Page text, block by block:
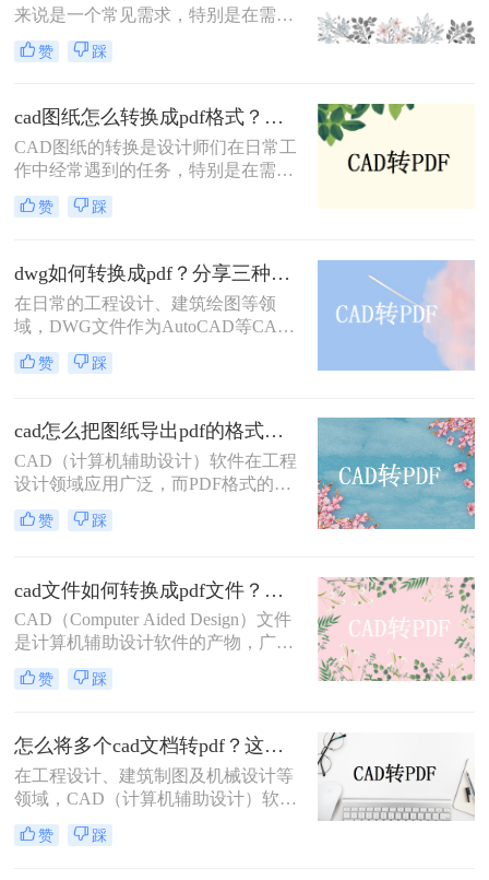
助用户根据自己的需求选择最适合的
转换方式。
来说是一个常见需求，特别是在需要
将图纸分享给不同平台或设备上的团
队成员时。PDF格式因其兼容性和稳
择。那么怎么把cad图纸转换成pdf
呢？本文将介绍四种将CAD图纸转换
为PDF的方法。
赞 踩
cad图纸怎么转换成pdf格式？教你三招解决！
CAD图纸的转换是设计师们在日常工
作中经常遇到的任务，特别是在需要
将设计成果分享给客户或团队成员
时，PDF格式因其广泛的兼容性和出
么转换成pdf格式呢？本文将介绍三种
将CAD图纸转换成PDF格式的方法。
赞 踩
dwg如何转换成pdf？分享三种常用的转换方法！
在日常的工程设计、建筑绘图等领
域，DWG文件作为AutoCAD等CAD
软件的标准文件格式，广泛应用于图
纸的创建和编辑。然而，为了更方便
DWG文件转换成PDF格式。那么
DWG如何转换成PDF呢？本文将介绍
三种将DWG转换成PDF的方法。
赞 踩
cad怎么把图纸导出pdf的格式？教你四个方法！
CAD（计算机辅助设计）软件在工程
设计领域应用广泛，而PDF格式的文
件因其跨平台、易阅读的特性，常被
用于文件分享和存档。因此，将CAD
多。那么CAD怎么把图纸导出PDF的
格式呢？本文将介绍四种常用的方
法，帮助您轻松实现CAD图纸到PDF
的转换。
赞 踩
cad文件如何转换成pdf文件？三种快速实用的方法！
CAD（Computer Aided Design）文件
是计算机辅助设计软件的产物，广泛
应用于工程设计、机械制图、建筑设
计等领域。然而，由于CAD文件的特
面临兼容性问题。将CAD文件转换为
PDF格式是一种有效的解决方案，因
为PDF文件具有广泛的兼容性和良好
的排版保持性。那么cad文件如何转换
成pdf文件呢？以下是将CAD文件转
换为PDF文件的几种方法。
赞 踩
怎么将多个cad文档转pdf？这三种方法最好用！
在工程设计、建筑制图及机械设计等
领域，CAD（计算机辅助设计）软件
是不可或缺的工具。然而，在需要将
多个CAD文档分享给非CAD软件用户
赞 踩